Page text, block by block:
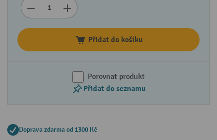
Přidat do košíku
Porovnat produkt
Přidat do seznamu
Doprava zdarma od 1300 Kč